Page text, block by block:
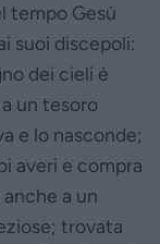
tempo Gesù
suoi discepoli:
dei cieli è
un tesoro
e lo nasconde;
averi e compra
a un
trovata